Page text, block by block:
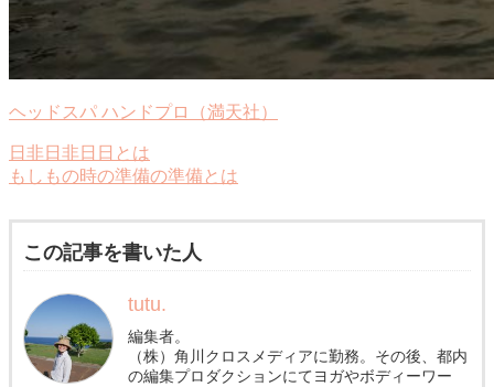
ヘッドスパ ハンドプロ（満天社）
日非日非日日とは
もしもの時の準備の準備とは
この記事を書いた人
tutu.
編集者。
（株）角川クロスメディアに勤務。その後、都内
の編集プロダクションにてヨガやボディーワー